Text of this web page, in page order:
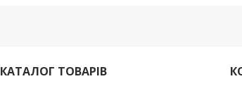
КАТАЛОГ ТОВАРІВ